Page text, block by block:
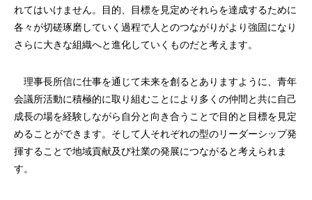
れてはいけません。目的、目標を見定めそれらを達成するために
各々が切磋琢磨していく過程で人とのつながりがより強固になり
さらに大きな組織へと進化していくものだと考えます。
理事長所信に仕事を通じて未来を創るとありますように、青年
会議所活動に積極的に取り組むことにより多くの仲間と共に自己
成長の場を経験しながら自分と向き合うことで目的と目標を見定
めることができます。そして人それぞれの型のリーダーシップ発
揮することで地域貢献及び社業の発展につながると考えられま
す。